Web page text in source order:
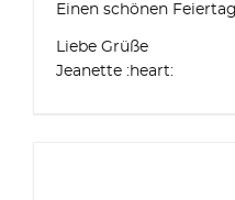
Einen schönen
Liebe Grüße
Jeanette :heart: